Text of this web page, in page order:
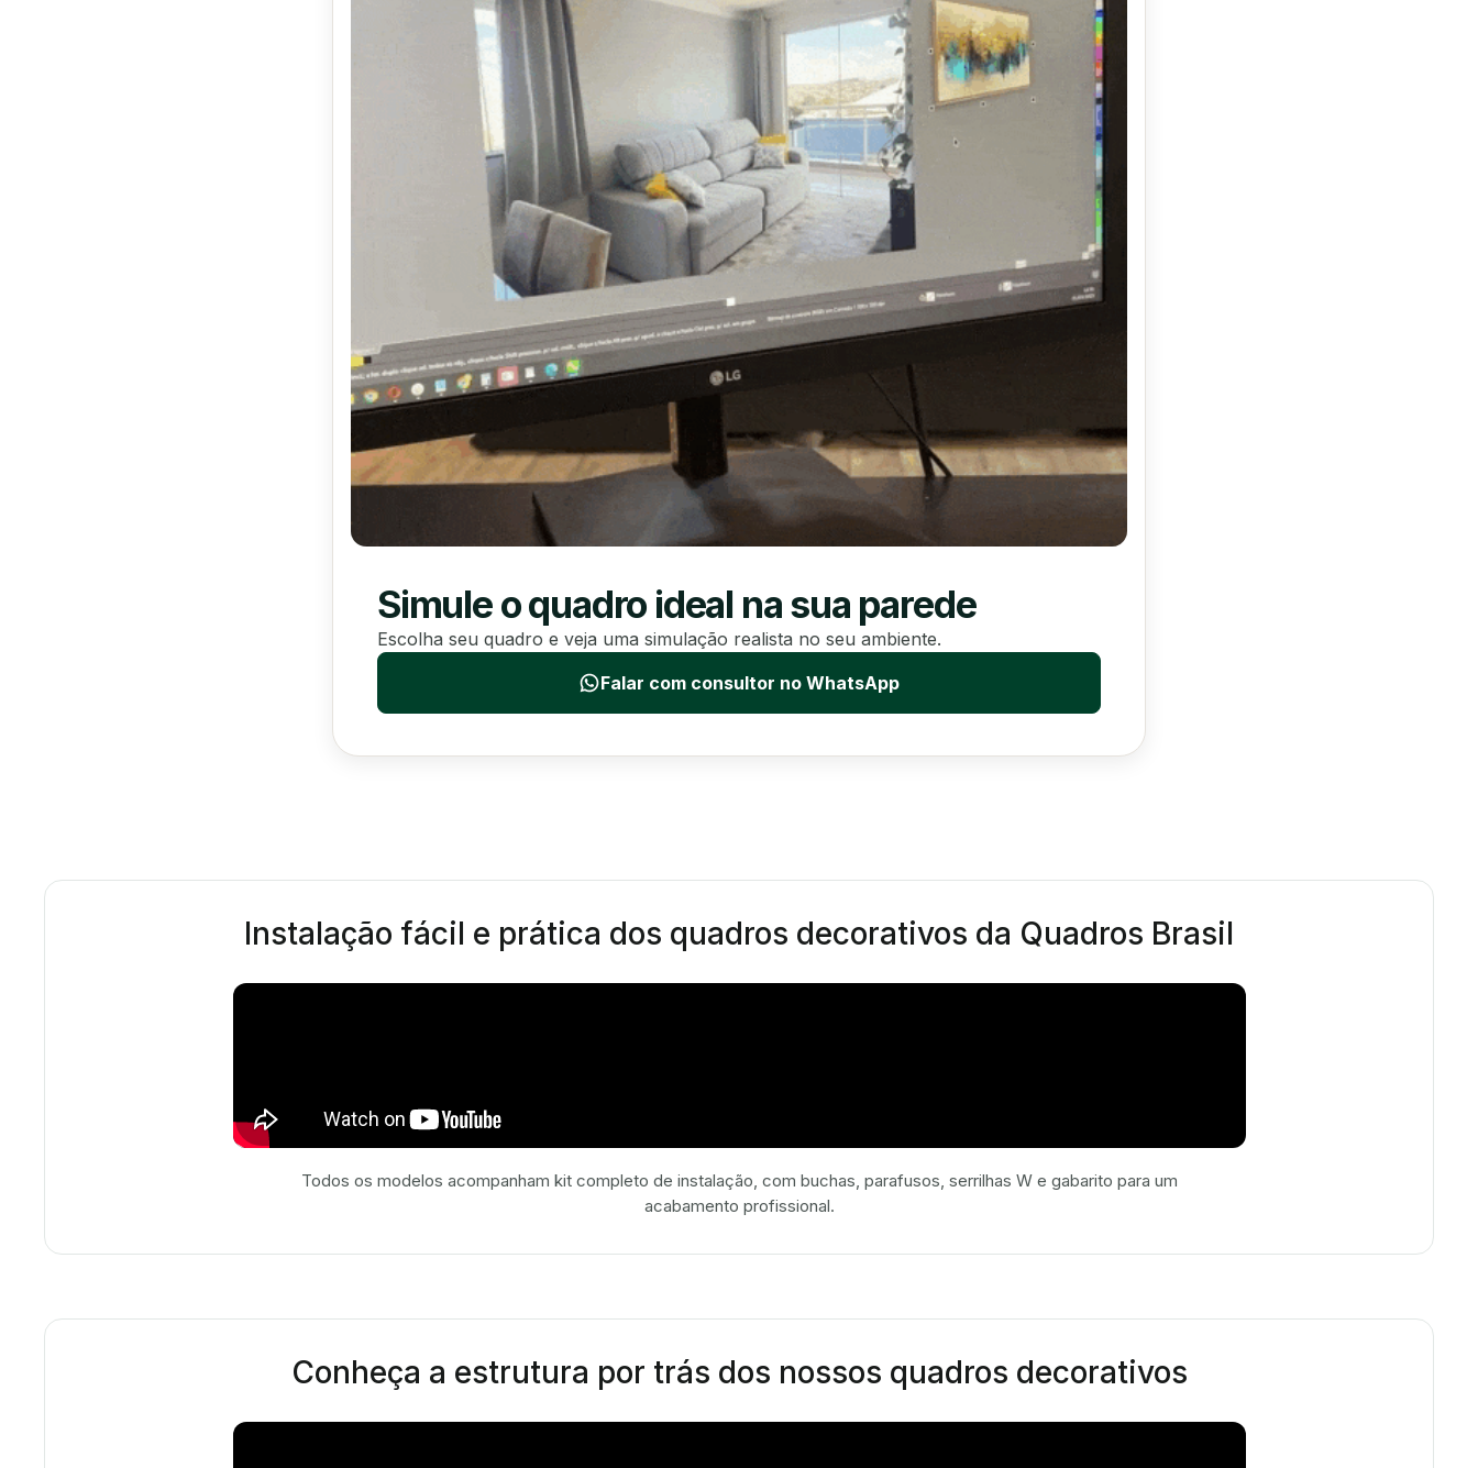
Simule o quadro ideal na sua parede
Escolha seu quadro e veja uma simulação realista no seu ambiente.
Falar com consultor no WhatsApp
Instalação fácil e prática dos quadros decorativos da Quadros Brasil
Todos os modelos acompanham kit completo de instalação, com buchas, parafusos, serrilhas W e gabarito para um
acabamento profissional.
Conheça a estrutura por trás dos nossos quadros decorativos